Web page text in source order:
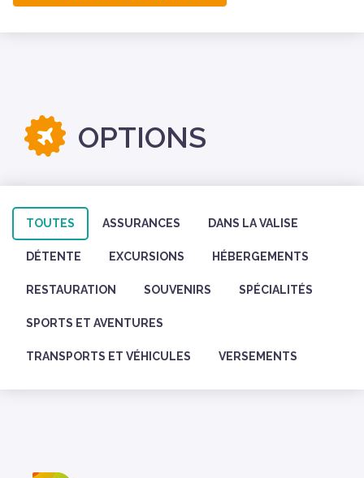
OPTIONS
TOUTES ASSURANCES DANS LA VALISE
DÉTENTE EXCURSIONS HÉBERGEMENTS
RESTAURATION SOUVENIRS SPÉCIALITÉS
SPORTS ET AVENTURES
TRANSPORTS ET VÉHICULES VERSEMENTS